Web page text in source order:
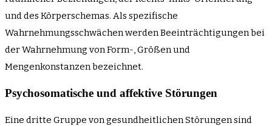
und des Körperschemas. Als spezifische
Wahrnehmungsschwächen werden Beeinträchtigungen bei
der Wahrnehmung von Form-, Größen und
Mengenkonstanzen bezeichnet.
Psychosomatische und affektive Störungen
Eine dritte Gruppe von gesundheitlichen Störungen sind